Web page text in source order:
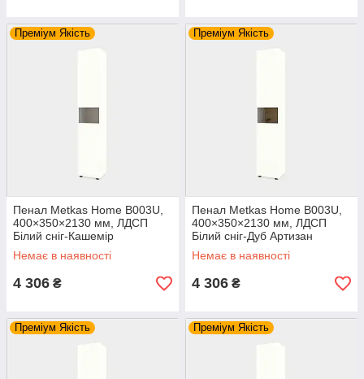
Преміум Якість
Пенал Metkas Home B003U,
400×350×2130 мм, ЛДСП
Білий сніг-Кашемір
(MB003UWK)
Немає в наявності
4 306 ₴
Преміум Якість
Пенал Metkas Home B003U,
400×350×2130 мм, ЛДСП
Білий сніг-Дуб Артизан
(MB003UWDA)
Немає в наявності
4 306 ₴
Преміум Якість Преміум Якість